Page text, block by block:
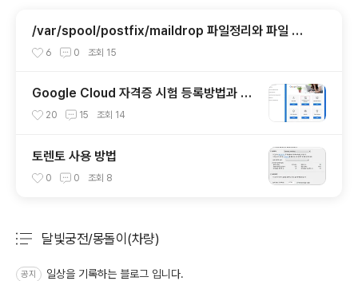
/var/spool/postfix/maildrop 파일정리와 파일 미
생성 설정하기
6 0 조회 15
Google Cloud 자격증 시험 등록방법과 시
험장 안내
20 15 조회 14
토렌토 사용 방법
0 0 조회 8
달빛궁전/몽돌이(차량)
공지 일상을 기록하는 블로그 입니다.